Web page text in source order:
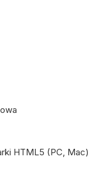
HTML5 (PC, Mac)